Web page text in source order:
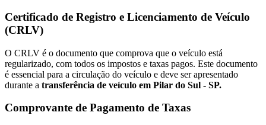
Certificado de Registro e Licenciamento de Veículo
(CRLV)
O CRLV é o documento que comprova que o veículo está
regularizado, com todos os impostos e taxas pagos. Este documento
é essencial para a circulação do veículo e deve ser apresentado
durante a transferência de veículo em Pilar do Sul - SP.
Comprovante de Pagamento de Taxas